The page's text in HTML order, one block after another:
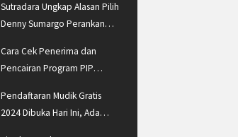
Sutradara Ungkap Alasan Pilih
Denny Sumargo Perankan
Cara Cek Penerima dan
Pencairan Program PIP
pip.kemdikbud.go.id
Pendaftaran Mudik Gratis
2024 Dibuka Hari Ini, Ada